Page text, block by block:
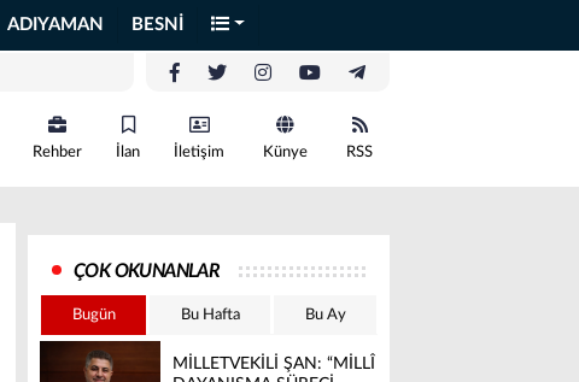
ADIYAMAN BESNİ
Rehber İlan İletişim Künye RSS
ÇOK OKUNANLAR
Bugün Bu Hafta Bu Ay
MİLLETVEKİLİ ŞAN: “MİLLÎ